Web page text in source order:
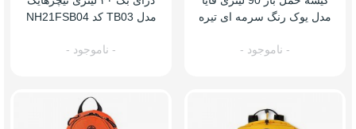
مدل یوک رنگ سرمه ای تیره
- ناموجود -
مدل TB03 کد NH21FSB04
- ناموجود -